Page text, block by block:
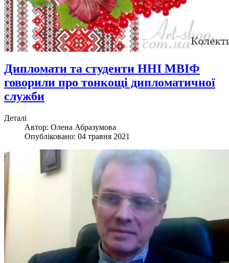
Дипломати та студенти ННІ МВІФ
говорили про тонкощі дипломатичної
служби
Деталі
Автор: Олена Абразумова
Опубліковано: 04 травня 2021